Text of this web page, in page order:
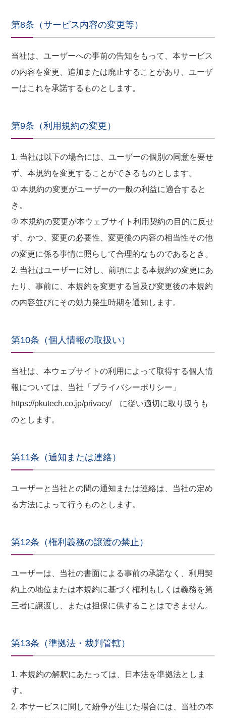
第8条（サービス内容の変更等）
当社は、ユーザーへの事前の告知をもって、本サービス
の内容を変更、追加または廃止することがあり、ユーザ
ーはこれを承諾するものとします。
第9条（利用規約の変更）
1. 当社は以下の場合には、ユーザーの個別の同意を要せ
ず、本規約を変更することができるものとします。
① 本規約の変更がユーザーの一般の利益に適合すると
き。
② 本規約の変更が本ウェブサイト利用契約の目的に反せ
ず、かつ、変更の必要性、変更後の内容の相当性その他
の変更に係る事情に照らして合理的なものであるとき。
2. 当社はユーザーに対し、前項による本規約の変更にあ
たり、事前に、本規約を変更する旨及び変更後の本規約
の内容並びにその効力発生時期を通知します。
第10条（個人情報の取扱い）
当社は、本ウェブサイトの利用によって取得する個人情
報については、当社「プライバシーポリシー」
https://pkutech.co.jp/privacy/ に従い適切に取り扱うも
のとします。
第11条（通知または連絡）
ユーザーと当社との間の通知または連絡は、当社の定め
る方法によって行うものとします。
第12条（権利義務の譲渡の禁止）
ユーザーは、当社の書面による事前の承諾なく、利用契
約上の地位または本規約に基づく権利もしくは義務を第
三者に譲渡し、または担保に供することはできません。
第13条（準拠法・裁判管轄）
1. 本規約の解釈にあたっては、日本法を準拠法としま
す。
2. 本サービスに関して紛争が生じた場合には、当社の本